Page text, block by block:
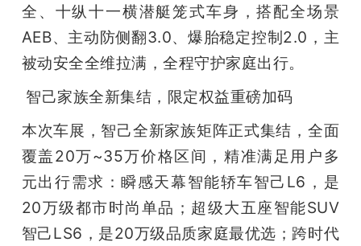
全、十纵十一横潜艇笼式车身，搭配全场景
AEB、主动防侧翻3.0、爆胎稳定控制2.0，主
被动安全全维拉满，全程守护家庭出行。
智己家族全新集结，限定权益重磅加码
本次车展，智己全新家族矩阵正式集结，全面
覆盖20万~35万价格区间，精准满足用户多
元出行需求：瞬感天幕智能轿车智己L6，是
20万级都市时尚单品；超级大五座智能SUV
智己LS6，是20万级品质家庭最优选；跨时代